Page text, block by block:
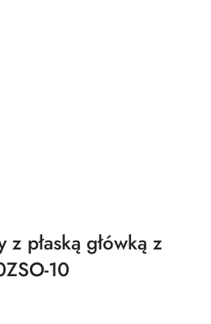
płaską główką z
10